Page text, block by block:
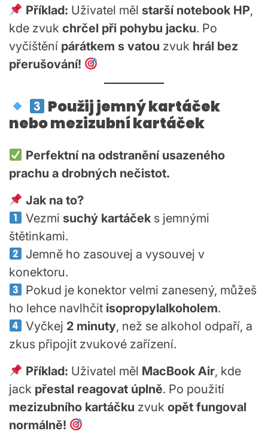
Příklad: Uživatel měl starší notebook HP,
kde zvuk chrčel při pohybu jacku. Po
vyčištění párátkem s vatou zvuk hrál bez
přerušování!
Použij jemný kartáček
nebo mezizubní kartáček
Perfektní na odstranění usazeného
prachu a drobných nečistot.
Jak na to?
Vezmi suchý kartáčeks jemnými
štětinkami.
Jemně ho zasouvej a vysouvej v
konektoru.
Pokud je konektor velmi zanesený, můžeš
ho lehce navlhčit isopropylalkoholem.
Vyčkej 2 minuty, než se alkohol odpaří, a
zkus připojit zvukové zařízení.
Příklad: Uživatel měl MacBook Air, kde
jack přestal reagovat úplně. Po použití
mezizubního kartáčku zvuk opět fungoval
normálně!